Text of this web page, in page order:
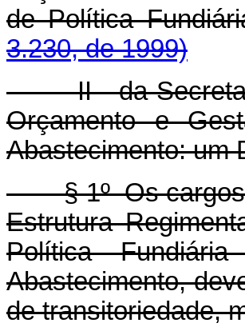
de Política
3.230, de 1999)
II - da Secretaria
Orçamento e
Abastecimento: um
§ 1º Os cargos
Estrutura
Política
Abastecimento,
de transitoriedade,